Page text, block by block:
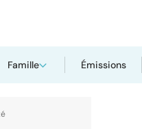
Famille Émissions